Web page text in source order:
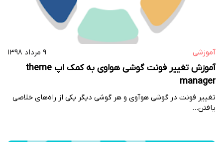
آموزشی ۹ مرداد ۱۳۹۸
آموزش تغییر فونت گوشی هواوی به کمک اپ theme
manager
تغییر فونت در گوشی هوآوی و هر گوشی دیگر یکی از راه‌های خلاصی
یافتن…